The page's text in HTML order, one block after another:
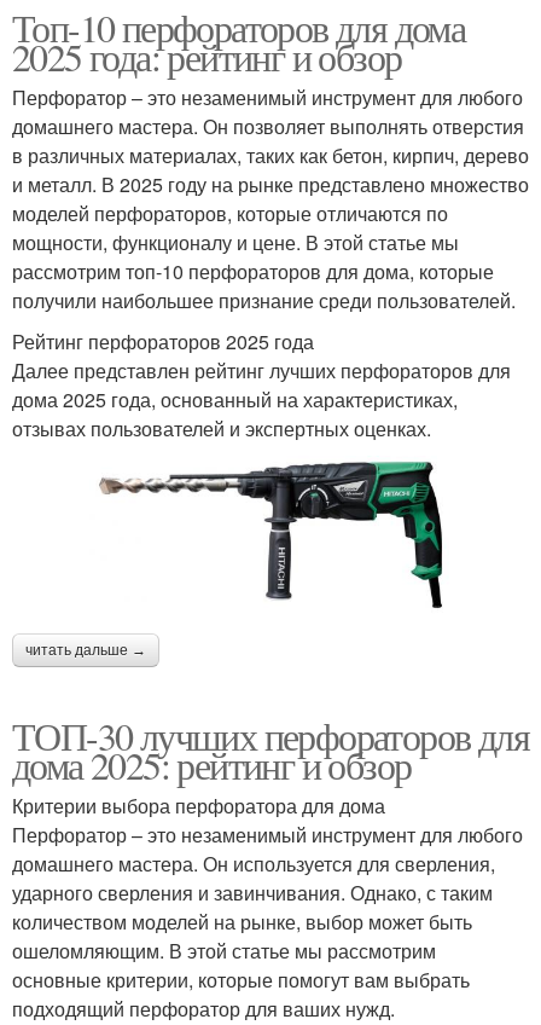
Топ-10 перфораторов для дома
2025 года: рейтинг и обзор
Перфоратор – это незаменимый инструмент для любого
домашнего мастера. Он позволяет выполнять отверстия
в различных материалах, таких как бетон, кирпич, дерево
и металл. В 2025 году на рынке представлено множество
моделей перфораторов, которые отличаются по
мощности, функционалу и цене. В этой статье мы
рассмотрим топ-10 перфораторов для дома, которые
получили наибольшее признание среди пользователей.
Рейтинг перфораторов 2025 года
Далее представлен рейтинг лучших перфораторов для
дома 2025 года, основанный на характеристиках,
отзывах пользователей и экспертных оценках.
читать дальше →
ТОП-30 лучших перфораторов для
дома 2025: рейтинг и обзор
Критерии выбора перфоратора для дома
Перфоратор – это незаменимый инструмент для любого
домашнего мастера. Он используется для сверления,
ударного сверления и завинчивания. Однако, с таким
количеством моделей на рынке, выбор может быть
ошеломляющим. В этой статье мы рассмотрим
основные критерии, которые помогут вам выбрать
подходящий перфоратор для ваших нужд.